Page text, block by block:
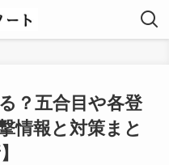
？五合目や各登
情報と対策まと